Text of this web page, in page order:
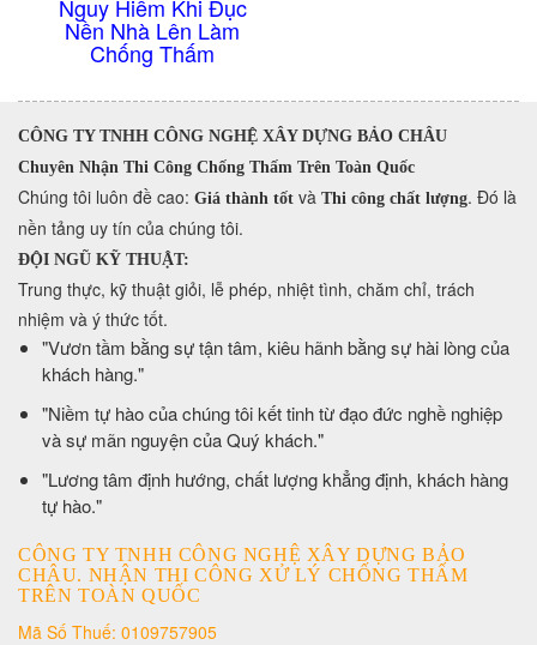
Nguy Hiểm Khi Đục
Nền Nhà Lên Làm
Chống Thấm
CÔNG TY TNHH CÔNG NGHỆ XÂY DỰNG BẢO CHÂU
Chuyên Nhận Thi Công Chống Thấm Trên Toàn Quốc
​Chúng tôi luôn đề cao: Giá thành tốt và Thi công chất lượng. Đó là
nền tảng uy tín của chúng tôi.
ĐỘI NGŨ KỸ THUẬT:
Trung thực, kỹ thuật giỏi, lễ phép, nhiệt tình, chăm chỉ, trách
nhiệm và ý thức tốt.
​"Vươn tầm bằng sự tận tâm, kiêu hãnh bằng sự hài lòng của
khách hàng."
​"Niềm tự hào của chúng tôi kết tinh từ đạo đức nghề nghiệp
và sự mãn nguyện của Quý khách."
​"Lương tâm định hướng, chất lượng khẳng định, khách hàng
tự hào."
CÔNG TY TNHH CÔNG NGHỆ XÂY DỰNG BẢO
CHÂU. NHẬN THI CÔNG XỬ LÝ CHỐNG THẤM
TRÊN TOÀN QUỐC
Mã Số Thuế: 0109757905